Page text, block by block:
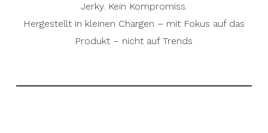
Jerky. Kein Kompromiss.
Hergestellt in kleinen Chargen – mit Fokus auf das
Produkt – nicht auf Trends